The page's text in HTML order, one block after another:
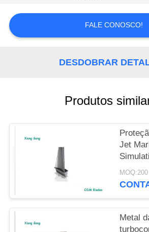
DO
SITE
FALE CONOSCO!
DESDOBRAR
Produtos
Jet
MOQ:200
Metal